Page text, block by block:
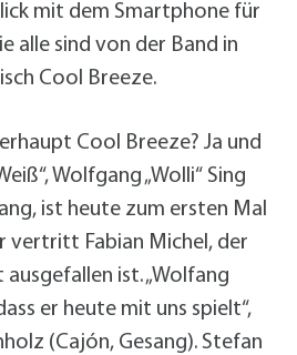
mit dem Smartphone für
alle sind von der Band in
Cool Breeze.
Cool Breeze? Ja und
Wolfgang „Wolli“ Sing
ist heute zum ersten Mal
vertritt Fabian Michel, der
ist. „Wolfang
er heute mit uns spielt“,
(Cajón, Gesang). Stefan